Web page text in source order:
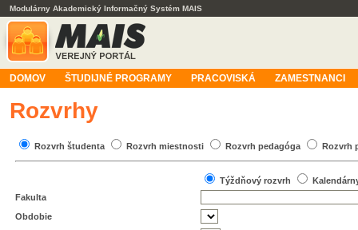
Modulárny Akademický Informačný Systém MAIS
DOMOV ŠTUDIJNÉ PROGRAMY PRACOVISKÁ ZAMESTNANCI
Rozvrhy
Rozvrh študenta Rozvrh miestnosti Rozvrh pedagóga Rozvrh
Týždňový rozvrh
Fakulta
Obdobie